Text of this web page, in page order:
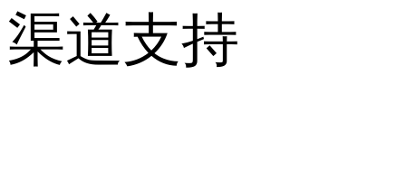
渠道支持